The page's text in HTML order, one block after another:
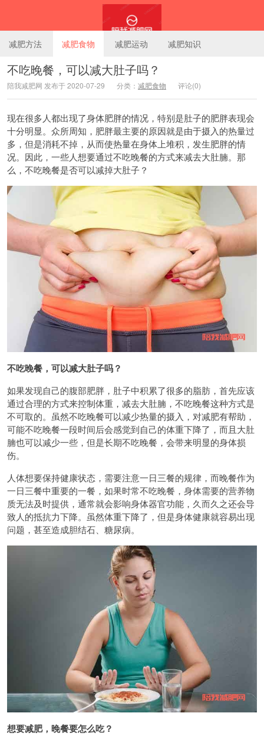
陪我减肥网
减肥方法 减肥食物 减肥运动 减肥知识
不吃晚餐，可以减大肚子吗？
陪我减肥网 发布于 2020-07-29 分类： 减肥食物 评论(0)
现在很多人都出现了身体肥胖的情况，特别是肚子的肥胖表现会
十分明显。众所周知，肥胖最主要的原因就是由于摄入的热量过
多，但是消耗不掉，从而使热量在身体上堆积，发生肥胖的情
况。因此，一些人想要通过不吃晚餐的方式来减去大肚腩。那
么，不吃晚餐是否可以减掉大肚子？
不吃晚餐，可以减大肚子吗？
如果发现自己的腹部肥胖，肚子中积累了很多的脂肪，首先应该
通过合理的方式来控制体重，减去大肚腩，不吃晚餐这种方式是
不可取的。虽然不吃晚餐可以减少热量的摄入，对减肥有帮助，
可能不吃晚餐一段时间后会感觉到自己的体重下降了，而且大肚
腩也可以减少一些，但是长期不吃晚餐，会带来明显的身体损
伤。
人体想要保持健康状态，需要注意一日三餐的规律，而晚餐作为
一日三餐中重要的一餐，如果时常不吃晚餐，身体需要的营养物
质无法及时提供，通常就会影响身体器官功能，久而久之还会导
致人的抵抗力下降。虽然体重下降了，但是身体健康就容易出现
问题，甚至造成胆结石、糖尿病。
想要减肥，晚餐要怎么吃？